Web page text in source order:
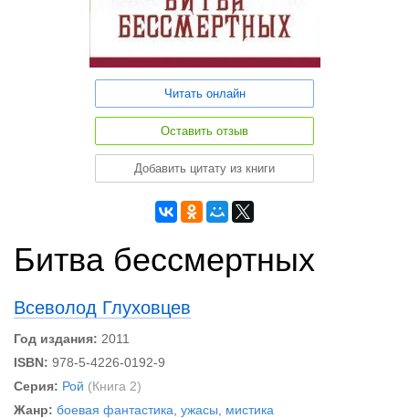
Читать онлайн
Оставить отзыв
Добавить цитату из книги
Битва бессмертных
Всеволод Глуховцев
Год издания: 2011
ISBN: 978-5-4226-0192-9
Серия: Рой (Книга 2)
Жанр: боевая фантастика ужасы, мистика